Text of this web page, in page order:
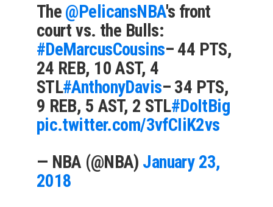
The @PelicansNBA's front
court vs. the Bulls:
#DeMarcusCousins– 44 PTS,
24 REB, 10 AST, 4
STL#AnthonyDavis– 34 PTS,
9 REB, 5 AST, 2 STL#DoItBig
pic.twitter.com/3vfCIiK2vs
— NBA (@NBA) January 23,
2018